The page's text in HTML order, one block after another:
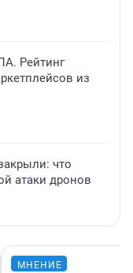
Рейтинг
из
что
атаки дронов
МНЕНИЕ